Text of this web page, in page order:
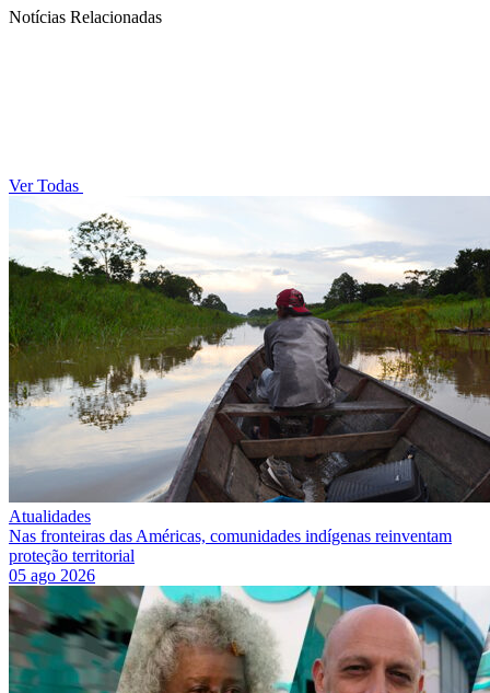
Notícias Relacionadas
Ver Todas
Atualidades
Nas fronteiras das Américas, comunidades indígenas reinventam
proteção territorial
05 ago 2026